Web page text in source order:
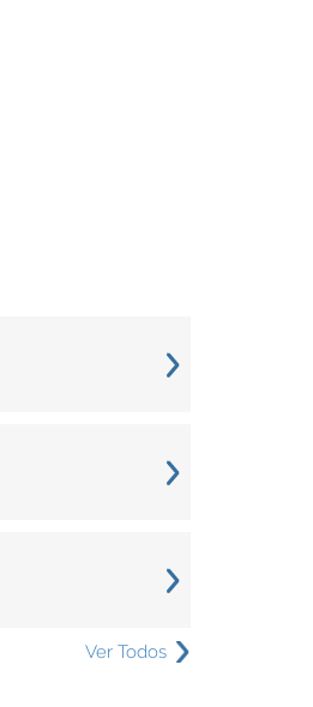
Ver Todos